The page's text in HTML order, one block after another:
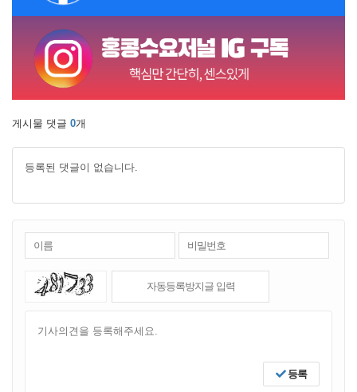
게시물 댓글 0개
등록된 댓글이 없습니다.
등록